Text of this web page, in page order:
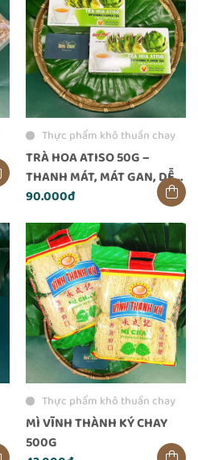
Thực phẩm khô thuần chay
TRÀ HOA ATISO 50G –
THANH MÁT, MÁT GAN, DỄ
UỐNG MỖI NGÀY
90.000đ
Thực phẩm khô thuần chay
MÌ VĨNH THÀNH KÝ CHAY
500G